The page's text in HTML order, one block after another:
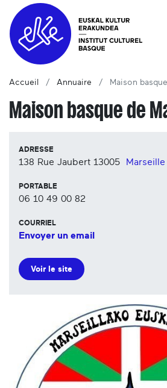
Accueil Annuaire Maison
Maison basque de
ADRESSE
138 Rue Jaubert 13005 Marseille
PORTABLE
06 10 49 00 82
COURRIEL
Envoyer un email
Voir le site